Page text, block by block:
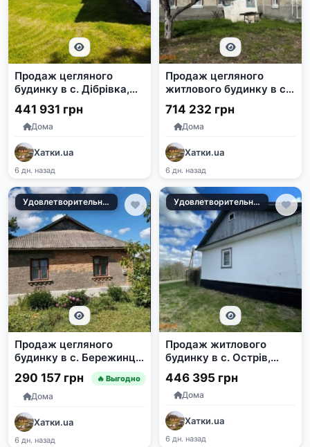
Продаж цегляного
будинку в с. Дібрівка,
Білоцерківський район
441 931 грн
Дома
Хатки.ua
6 дн. назад
Продаж цегляного
житлового будинку в с.
Білокоровичі,
Коростенський район
714 232 грн
Дома
Хатки.ua
6 дн. назад
Удовлетворительное
Продаж цегляного
будинку в с. Бережинці,
Хмельницька область
290 157 грн 🔥 Выгодно
Дома
Хатки.ua
6 дн. назад
Удовлетворительное
Продаж житлового
будинку в с. Острів,
Демидівська ОТГ,
Дубенський район,
Рівненська область
446 395 грн
Дома
Хатки.ua
6 дн. назад